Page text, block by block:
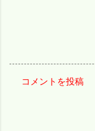
コメントを投稿